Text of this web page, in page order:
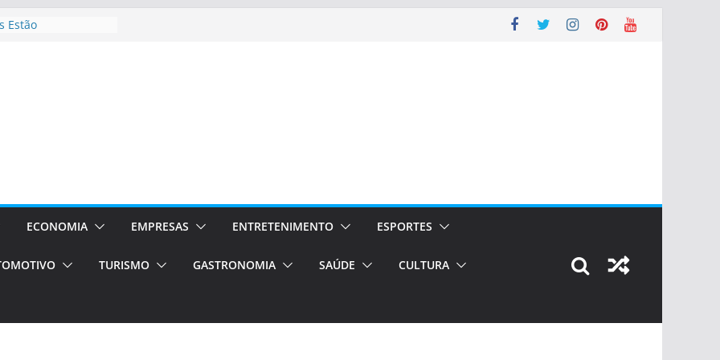
Estão
em Porto
de transfer,
de alto padrão
bolsas –
o segundo
únicas e
de volta!
ECONOMIA EMPRESAS ENTRETENIMENTO ESPORTES
TURISMO GASTRONOMIA SAÚDE CULTURA